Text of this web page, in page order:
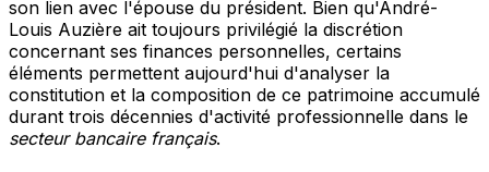
son lien avec l'épouse du président. Bien qu'André-
Louis Auzière ait toujours privilégié la discrétion
concernant ses finances personnelles, certains
éléments permettent aujourd'hui d'analyser la
constitution et la composition de ce patrimoine accumulé
durant trois décennies d'activité professionnelle dans le
secteur bancaire français.